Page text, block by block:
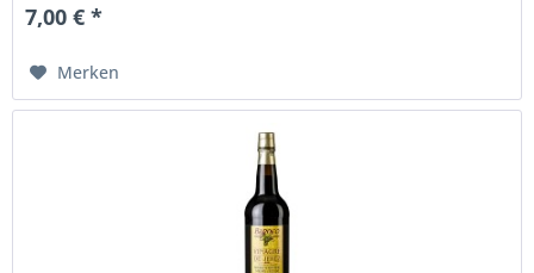
7,00 € *
Merken